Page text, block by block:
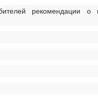
рекомендации